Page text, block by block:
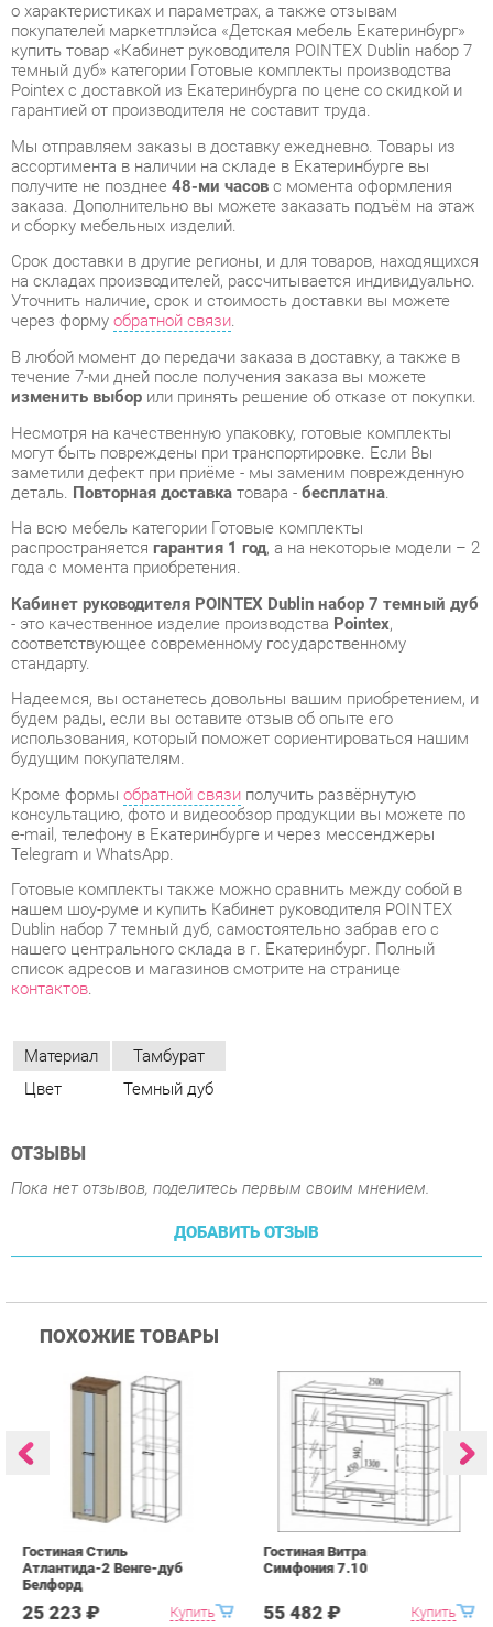
Pointex с доставкой из Екатеринбурга по цене со скидкой и
гарантией от производителя не составит труда.
Мы отправляем заказы в доставку ежедневно. Товары из
ассортимента в наличии на складе в Екатеринбурге вы
получите не позднее 48-ми часовс момента оформления
заказа. Дополнительно вы можете заказать подъём на этаж
и сборку мебельных изделий.
Срок доставки в другие регионы, и для товаров, находящихся
на складах производителей, рассчитывается индивидуально.
Уточнить наличие, срок и стоимость доставки вы можете
через формуобратной связи.
В любой момент до передачи заказа в доставку, а также в
течение 7-ми дней после получения заказа вы можете
изменить выборили принять решение об отказе от покупки.
Несмотря на качественную упаковку, готовые комплекты
могут быть повреждены при транспортировке. Если Вы
заметили дефект при приёме - мы заменим поврежденную
деталь.Повторная доставкатовара -бесплатна.
На всю мебель категории Готовые комплекты
распространяетсягарантия 1 год, а на некоторые модели – 2
года с момента приобретения.
Кабинет руководителя POINTEX Dublin набор 7 темный дуб
- это качественное изделие производства
соответствующее современному государственному
стандарту.
Надеемся, вы останетесь довольны вашим приобретением, и
будем рады, если вы оставите отзыв об опыте его
использования, который поможет сориентироваться нашим
будущим покупателям.
консультацию, фото и видеообзор продукции вы можете по
e-mail, телефону в Екатеринбурге и через мессенджеры
Telegram и WhatsApp.
нашем шоу-руме и купить Кабинет руководителя POINTEX
Dublin набор 7 темный дуб, самостоятельно забрав его с
нашего центрального склада в г. Екатеринбург. Полный
список адресов и магазинов смотрите на странице
Материал
Тамбурат
Цвет
Темный дуб
Пока нет отзывов, поделитесь первым своим мнением.
ДОБАВИТЬ ОТЗЫВ
Атлантида-2 Венге-дуб
Белфорд
25 223 ₽ Купить
Гостиная Витра
Симфония 7.10
55 482 ₽
info@kids-furniture.ru +7 (903) 000-00-00
КАТАЛОГ
Коллекции
ИНФОРМАЦИЯ
О проекте
ГОРОДА
Весь мир